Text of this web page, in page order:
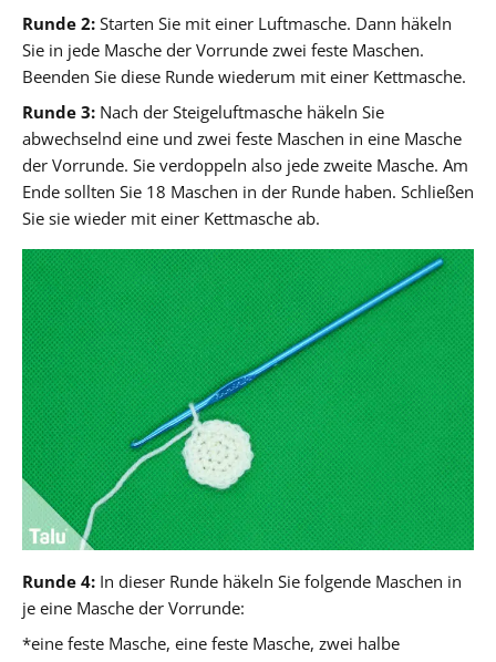
Runde 2: Starten Sie mit einer Luftmasche. Dann häkeln
Sie in jede Masche der Vorrunde zwei feste Maschen.
Beenden Sie diese Runde wiederum mit einer Kettmasche.
Runde 3: Nach der Steigeluftmasche häkeln Sie
abwechselnd eine und zwei feste Maschen in eine Masche
der Vorrunde. Sie verdoppeln also jede zweite Masche. Am
Ende sollten Sie 18 Maschen in der Runde haben. Schließen
Sie sie wieder mit einer Kettmasche ab.
Runde 4: In dieser Runde häkeln Sie folgende Maschen in
je eine Masche der Vorrunde:
*eine feste Masche, eine feste Masche, zwei halbe